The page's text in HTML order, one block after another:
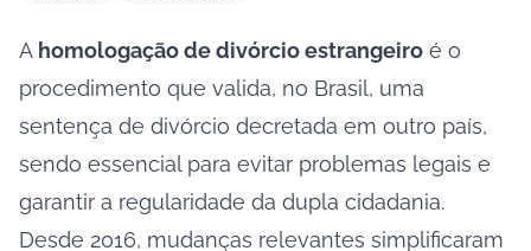
A homologação de divórcio estrangeiro é o
procedimento que valida, no Brasil, uma
sentença de divórcio decretada em outro país,
sendo essencial para evitar problemas legais e
garantir a regularidade da dupla cidadania.
Desde 2016, mudanças relevantes simplificaram